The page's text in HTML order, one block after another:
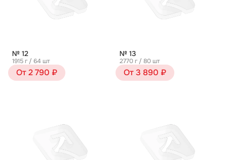
№ 12
1915 г / 64 шт
От 2 790 ₽
№ 13
2770 г / 80 шт
От 3 890 ₽